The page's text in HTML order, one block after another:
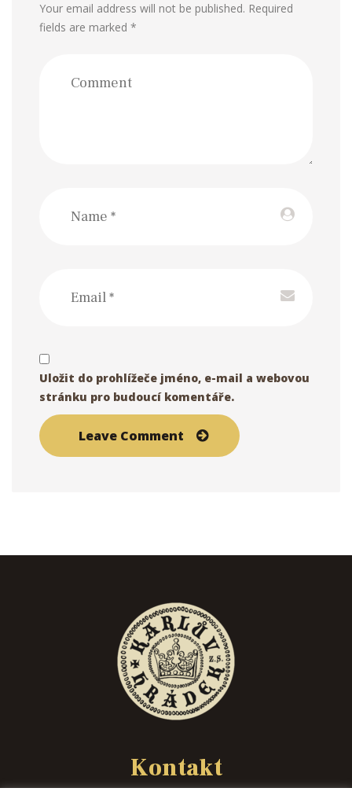
Your email address will not be published. Required
fields are marked *
Uložit do prohlížeče jméno, e-mail a webovou
stránku pro budoucí komentáře.
Kontakt